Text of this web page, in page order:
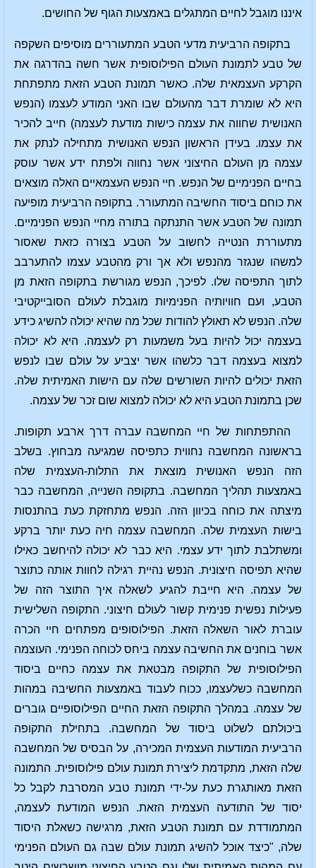
איננו מוגבל לחיים המתגלים באמצעות הגוף של החושים.
בתקופה הרביעית מדעי הטבע המתעוררים מוסיפים השקפה
של טבע לתמונת העולם הפילוסופית אשר חשה בהדרגה את
הקרקע העצמאית שלה. כאשר תמונת הטבע הזאת מתפתחת
היא לא שומרת דבר מהעולם שבו האני המודע לעצמו (הנפש
האנושית שחווה את עצמה כישות מודעת לעצמה) חייב להכיר
את עצמו. בעידן הראשון הנפש האנושית מתחילה לנתק את
עצמה מן העולם החיצוני אשר נחווה ולפתח ידע אשר עוסק
בחיים הפנימיים של הנפש. חיי הנפש העצמאיים האלה מוצאים
את כוחם ביסוד החשיבה המתעורר. בתקופה הרביעית מופיעה
תמונה של הטבע אשר התנתקה בתורה מחיי הנפש הפנימיים.
מתעוררת הנטייה לחשוב על הטבע בצורה כזאת שאסור
למשהו שנגזר מהנפש ולא אך ורק מהטבע עצמו להתערבב
לתוך התפיסה שלו. לפיכך, הנפש מגורשת בתקופה הזאת מן
הטבע, ועם חוויותיה הפנימיות מוגבלת לעולם הסובייקטיבי
שלה. הנפש לא תאולץ להודות שכל מה שהיא יכולה להשיג כידע
בעצמה יכול להיות בעל משמעות רק לעצמה. היא לא יכולה
למצוא בעצמה דבר כלשהו אשר יצביע על עולם שבו לנפש
הזאת יכולים להיות השורשים שלה עם הישות האמיתית שלה.
שכן בתמונת הטבע היא לא יכולה למצוא שום זכר של עצמה.
ההתפתחות של חיי המחשבה עברה דרך ארבע תקופות.
בראשונה המחשבה נחווית כתפיסה שמגיעה מבחוץ. בשלב
הזה הנפש האנושית מוצאת את התלות-העצמית שלה
באמצעות תהליך המחשבה. בתקופה השנייה, המחשבה כבר
מיצתה את כוחה בכיוון הזה. הנפש מתחזקת כעת בהתנסות
בישות העצמית שלה. המחשבה עצמה חיה כעת יותר ברקע
ומשתלבת לתוך ידע עצמי. היא כבר לא יכולה להיחשב כאילו
שהיא תפיסה חיצונית. הנפש נהיית רגילה לחוות אותה כתוצר
של עצמה. היא חייבת להגיע לשאלה איך התוצר הזה של
פעילות נפשית פנימית קשור לעולם חיצוני. התקופה השלישית
עוברת לאור השאלה הזאת. הפילוסופים מפתחים חיי הכרה
אשר בוחנים את החשיבה עצמה ביחס לכוחה הפנימי. העוצמה
הפילוסופית של התקופה מבטאת את עצמה כחיים ביסוד
המחשבה כשלעצמו, ככוח לעבוד באמצעות החשיבה במהות
של עצמה. במהלך התקופה הזאת החיים הפילוסופיים גוברים
ביכולתם לשלוט ביסוד של המחשבה. בתחילת התקופה
הרביעית המודעות העצמית המכירה, על הבסיס של המחשבה
שלה הזאת, מתקדמת ליצירת תמונת עולם פילוסופית. התמונה
הזאת מאותגרת כעת על-ידי תמונת טבע המסרבת לקבל כל
יסוד של התודעה העצמית הזאת. הנפש המודעת לעצמה,
המתמודדת עם תמונת הטבע הזאת, מרגישה כשאלת היסוד
שלה, "כיצד אוכל להשיג תמונת עולם שבה גם העולם הפנימי